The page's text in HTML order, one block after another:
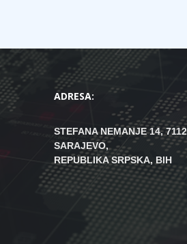
ADRESA:
STEFANA NEMANJE 14,
SARAJEVO,
REPUBLIKA SRPSKA, BIH